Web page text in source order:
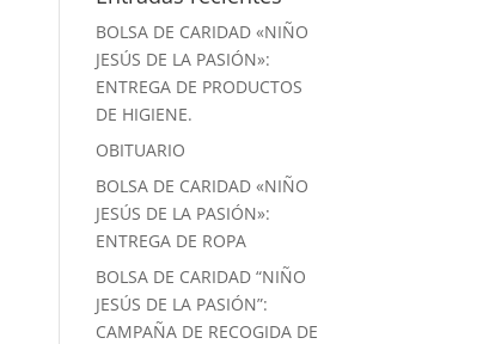
BOLSA DE CARIDAD «NIÑO
JESÚS DE LA PASIÓN»:
ENTREGA DE PRODUCTOS
DE HIGIENE.
OBITUARIO
BOLSA DE CARIDAD «NIÑO
JESÚS DE LA PASIÓN»:
ENTREGA DE ROPA
BOLSA DE CARIDAD “NIÑO
JESÚS DE LA PASIÓN”:
CAMPAÑA DE RECOGIDA DE